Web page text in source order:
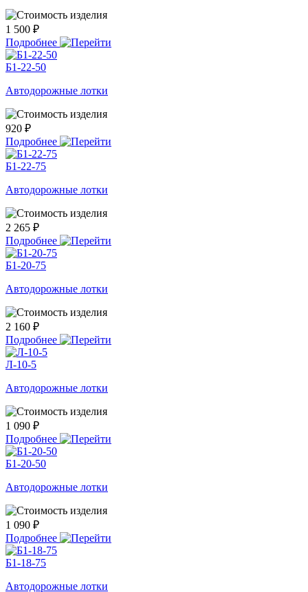
1 500 ₽
Подробнее
Б1-22-50
Автодорожные лотки
920 ₽
Подробнее
Б1-22-75
Автодорожные лотки
2 265 ₽
Подробнее
Б1-20-75
Автодорожные лотки
2 160 ₽
Подробнее
Л-10-5
Автодорожные лотки
1 090 ₽
Подробнее
Б1-20-50
Автодорожные лотки
1 090 ₽
Подробнее
Б1-18-75
Автодорожные лотки